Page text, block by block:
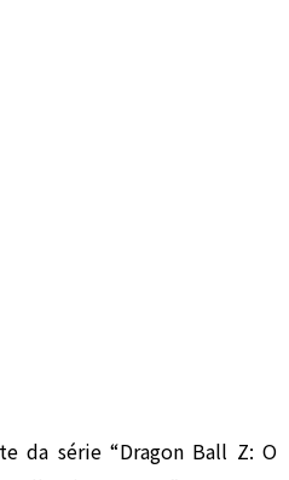
da série “Dragon Ball Z: O